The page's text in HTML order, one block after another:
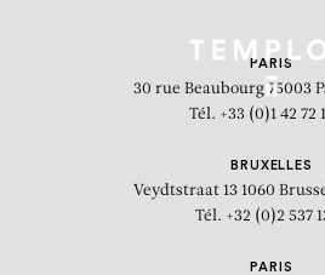
PARIS
30 rue Beaubourg 75003
Tél. +33 (0)1 42 72
BRUXELLES
Veydtstraat 13 1060
Tél. +32 (0)2 537
PARIS